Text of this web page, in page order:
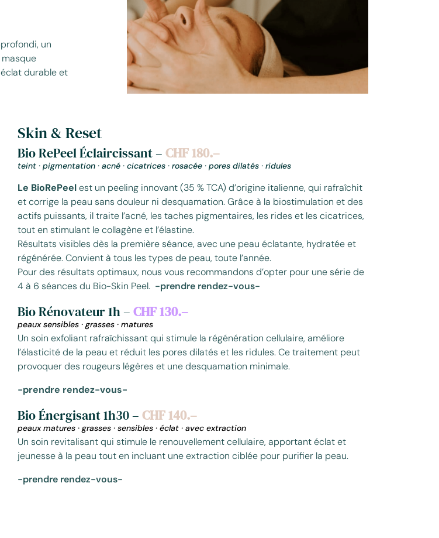
un
durable et
Skin & Reset
Bio RePeel Éclaircissant– CHF 180.–
teint · pigmentation · acné · cicatrices · rosacée · pores dilatés · ridules
Le BioRePeelest un peeling innovant (35 % TCA) d’origine italienne, qui rafraîchit
et corrige la peau sans douleur ni desquamation. Grâce à la biostimulation et des
actifs puissants, il traite l’acné, les taches pigmentaires, les rides et les cicatrices,
tout en stimulant le collagène et l’élastine.
Résultats visibles dès la première séance, avec une peau éclatante, hydratée et
régénérée. Convient à tous les types de peau, toute l’année.
Pour des résultats optimaux, nous vous recommandons d’opter pour une série de
4 à 6 séances du Bio-Skin Peel. -prendre rendez-vous-
Bio Rénovateur 1h – CHF 130.–
peaux sensibles · grasses· matures
Un soin exfoliant rafraîchissant qui stimule la régénération cellulaire, améliore
l’élasticité de la peau et réduit les pores dilatés et les ridules. Ce traitement peut
provoquer des rougeurs légères et une desquamation minimale.
-prendre rendez-vous-
Bio Énergisant 1h30 – CHF 140.–
peaux matures · grasses · sensibles· éclat· avec extraction
Un soin revitalisant qui stimule le renouvellement cellulaire, apportant éclat et
jeunesse à la peau tout en incluant une extraction ciblée pour purifier la peau.
-prendre rendez-vous-